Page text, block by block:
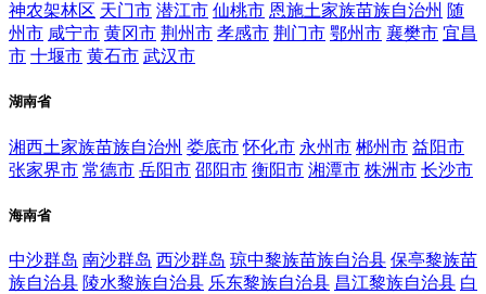
神农架林区 天门市 潜江市 仙桃市 恩施土家族苗族自治州 随
州市 咸宁市 黄冈市 荆州市 孝感市 荆门市 鄂州市 襄樊市 宜昌
市 十堰市 黄石市 武汉市
湖南省
湘西土家族苗族自治州 娄底市 怀化市 永州市 郴州市 益阳市
张家界市 常德市 岳阳市 邵阳市 衡阳市 湘潭市 株洲市 长沙市
海南省
中沙群岛 南沙群岛 西沙群岛 琼中黎族苗族自治县 保亭黎族苗
族自治县 陵水黎族自治县 乐东黎族自治县 昌江黎族自治县 白